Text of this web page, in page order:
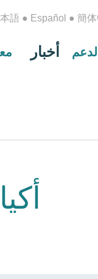
語 ● Español ● 簡
أخبار الدعم